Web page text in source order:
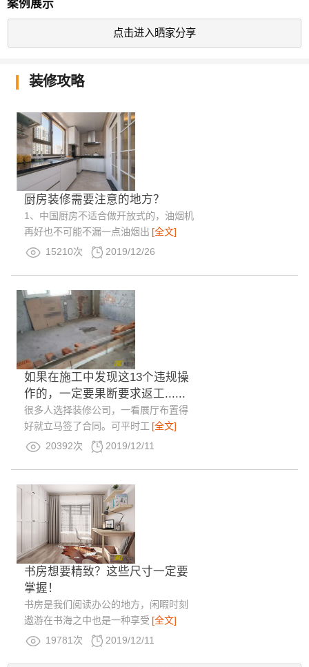
案例展示
点击进入晒家分享
装修攻略
厨房装修需要注意的地方？
1、中国厨房不适合做开放式的，油烟机
再好也不可能不漏一点油烟出 [全文]
15210次
2019/12/26
如果在施工中发现这13个违规操
作的，一定要果断要求返工......
很多人选择装修公司，一看展厅布置得
好就立马签了合同。可平时工 [全文]
20392次
2019/12/11
书房想要精致？这些尺寸一定要
掌握！
书房是我们阅读办公的地方，闲暇时刻
遨游在书海之中也是一种享受 [全文]
19781次
2019/12/11